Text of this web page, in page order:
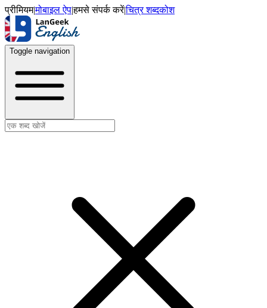
प्रीमियम|मोबाइल ऐप|हमसे संपर्क करें|चित्र शब्दकोश
Toggle navigation